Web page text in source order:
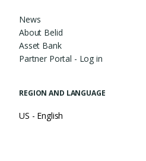
News
About Belid
Asset Bank
Partner Portal - Log in
REGION AND LANGUAGE
US - English